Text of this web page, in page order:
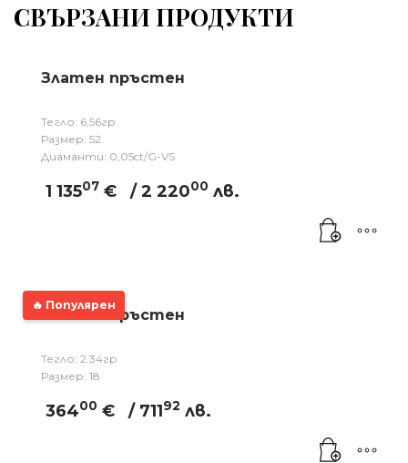
СВЪРЗАНИ ПРОДУКТИ
Златен пръстен
Тегло: 6,56гр
Размер: 52
Диаманти: 0,05ct/G-VS
1 13507 € / 2 22000 лв.
🔥 Популярен
Златен пръстен
Тегло: 2.34гр
Размер: 18
36400 € / 71192 лв.